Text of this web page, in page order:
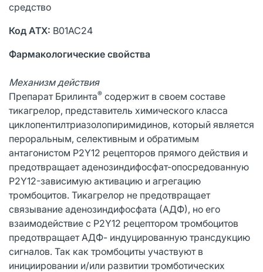
средство
Код АТХ: В01АС24
Фармакологические свойства
Механизм действия
Препарат Брилинта® содержит в своем составе
тикагрелор, представитель химического класса
циклопентилтриазолопиримидинов, который является
пероральным, селективным и обратимым
антагонистом P2Y12 рецепторов прямого действия и
предотвращает аденозиндифосфат-опосредованную
P2Y12-зависимую активацию и агрегацию
тромбоцитов. Тикагрелор не предотвращает
связывание аденозиндифосфата (АДФ), но его
взаимодействие с Р2Y12 рецептором тромбоцитов
предотвращает АДФ- индуцированную трансдукцию
сигналов. Так как тромбоциты участвуют в
инициировании и/или развитии тромботических